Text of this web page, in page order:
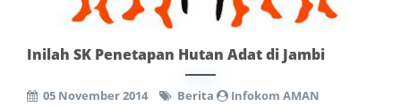
Inilah SK Penetapan Hutan Adat di Jambi
05 November 2014 Berita Infokom AMAN